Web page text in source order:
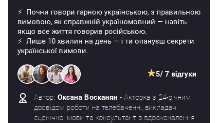
⚡ Почни говори гарною українською, з правильною
вимовою, як справжній україномовний — навіть
якщо все життя говорив російською.
⚡ Лише 10 хвилин на день — і ти опануєш секрети
української вимови.
★5/ 7 відгуки
Автор: Оксана Восканян - Акторка з 24-річним
досвідом роботи на телебаченні, викладач
сценічної мови та консультант з вдосконалення